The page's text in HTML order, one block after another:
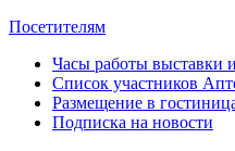
Посетителям
Часы работы выставки
Список участников
Размещение в
Подписка на новости